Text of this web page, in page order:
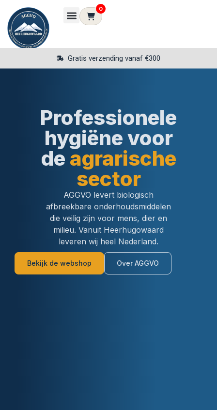
0
Gratis verzending vanaf €300
Professionele
hygiëne voor
de agrarische
sector
AGGVO levert biologisch
afbreekbare onderhoudsmiddelen
die veilig zijn voor mens, dier en
milieu. Vanuit Heerhugowaard
leveren wij heel Nederland.
Bekijk de webshop Over AGGVO